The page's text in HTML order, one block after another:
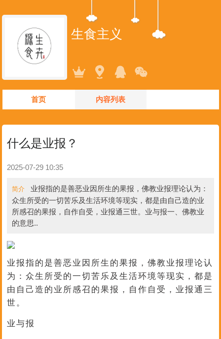
生食主义
首页 内容列表
什么是业报？
2025-07-29 10:35
简介
业报指的是善恶业因所生的果报，佛教业报理论认为：
众生所受的一切苦乐及生活环境等现实，都是由自己造的业
所感召的果报，自作自受，业报通三世。业与报一、佛教业
的意思..
业报指的是善恶业因所生的果报，佛教业报理论认
为：众生所受的一切苦乐及生活环境等现实，都是
由自己造的业所感召的果报，自作自受，业报通三
世。
业与报